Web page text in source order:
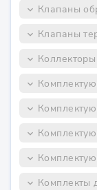
keyboard_arrow_down Клапаны
keyboard_arrow_down Клапаны
keyboard_arrow_down
keyboard_arrow_down
keyboard_arrow_down
keyboard_arrow_down
keyboard_arrow_down
keyboard_arrow_down Комплекты